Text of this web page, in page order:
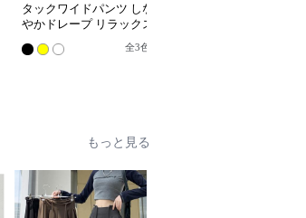
タックワイドパンツ しな
やかドレープ リラックス
全3色
もっと見る